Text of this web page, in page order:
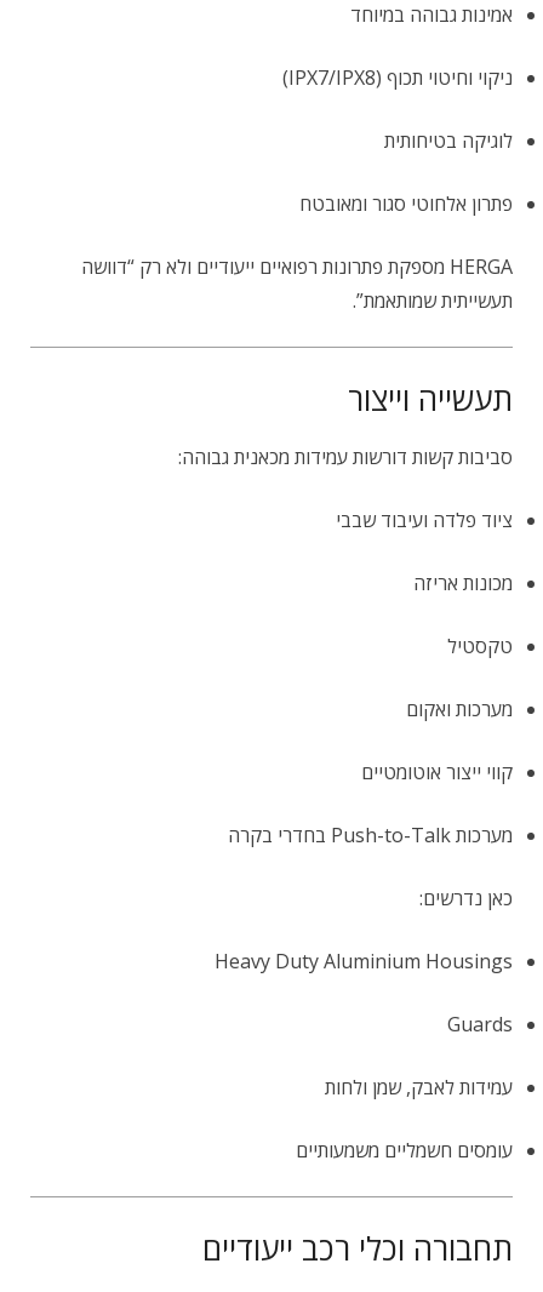
אמינות גבוהה במיוחד
ניקוי וחיטוי תכוף (IPX7/IPX8)
לוגיקה בטיחותית
פתרון אלחוטי סגור ומאובטח
HERGA מספקת פתרונות רפואיים ייעודיים ולא רק “דוושה
תעשייתית שמותאמת”.
תעשייה וייצור
סביבות קשות דורשות עמידות מכאנית גבוהה:
ציוד פלדה ועיבוד שבבי
מכונות אריזה
טקסטיל
מערכות ואקום
קווי ייצור אוטומטיים
מערכות Push-to-Talk בחדרי בקרה
כאן נדרשים:
Heavy Duty Aluminium Housings
Guards
עמידות לאבק, שמן ולחות
עומסים חשמליים משמעותיים
תחבורה וכלי רכב ייעודיים